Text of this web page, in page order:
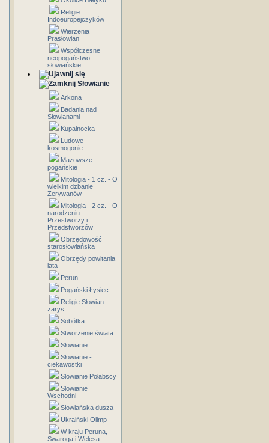
Religie
Indoeuropejczyków
Wierzenia
Prasłowian
Współczesne
neopogaństwo
słowiańskie
Słowianie
Arkona
Badania nad
Słowianami
Kupalnocka
Ludowe
kosmogonie
Mazowsze
pogańskie
Mitologia - 1 cz. - O
wielkim dzbanie
Zerywanów
Mitologia - 2 cz. - O
narodzeniu
Przestworzy i
Przedstworzów
Obrzędowość
starosłowiańska
Obrzędy powitania
lata
Perun
Pogański Łysiec
Religie Słowian -
zarys
Sobótka
Stworzenie świata
Słowianie
Słowianie -
ciekawostki
Słowianie Połabscy
Słowianie
Wschodni
Słowiańska dusza
Ukraiński Olimp
W kraju Peruna,
Swaroga i Welesa